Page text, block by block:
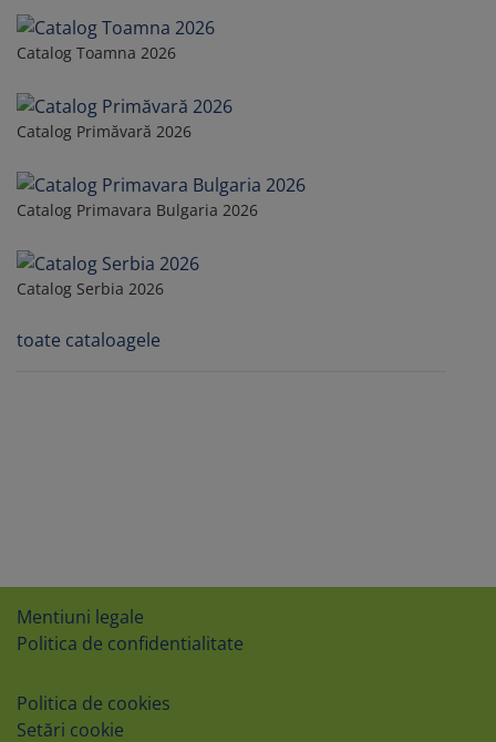
Catalog Toamna 2026
Catalog Primăvară 2026
Catalog Primavara Bulgaria 2026
Catalog Serbia 2026
toate cataloagele
Mentiuni legale
Politica de confidentialitate
Politica de cookies
Setări cookie